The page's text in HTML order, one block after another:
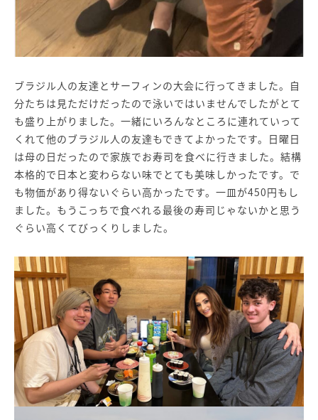
ブラジル人の友達とサーフィンの大会に行ってきました。自
分たちは見ただけだったので泳いではいませんでしたがとて
も盛り上がりました。一緒にいろんなところに連れていって
くれて他のブラジル人の友達もできてよかったです。日曜日
は母の日だったので家族でお寿司を食べに行きました。結構
本格的で日本と変わらない味でとても美味しかったです。で
も物価があり得ないぐらい高かったです。一皿が450円もし
ました。もうこっちで食べれる最後の寿司じゃないかと思う
ぐらい高くてびっくりしました。